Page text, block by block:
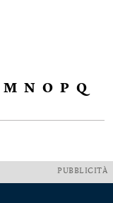
M N O P Q
PUBBLICITÀ